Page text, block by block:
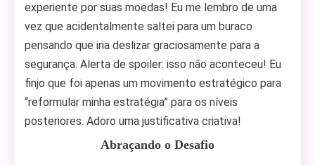
experiente por suas moedas! Eu me lembro de uma
vez que acidentalmente saltei para um buraco
pensando que iria deslizar graciosamente para a
segurança. Alerta de spoiler: isso não aconteceu! Eu
finjo que foi apenas um movimento estratégico para
“reformular minha estratégia” para os níveis
posteriores. Adoro uma justificativa criativa!
Abraçando o Desafio